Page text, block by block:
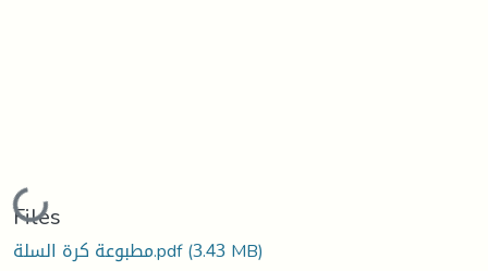
Loading...
Files
مطبوعة كرة السلة.pdf(3.43 MB)